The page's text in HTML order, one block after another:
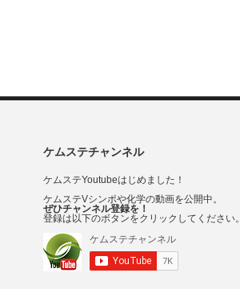
ケムステチャンネル
ケムステYoutubeはじめました！
ケムステVシンポや化学の動画を公開中。
ぜひチャンネル登録を！
登録は以下のボタンをクリックしてください。